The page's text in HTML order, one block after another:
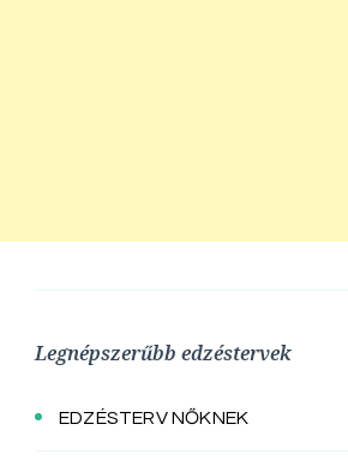
Legnépszerűbb edzéstervek
EDZÉSTERV NŐKNEK